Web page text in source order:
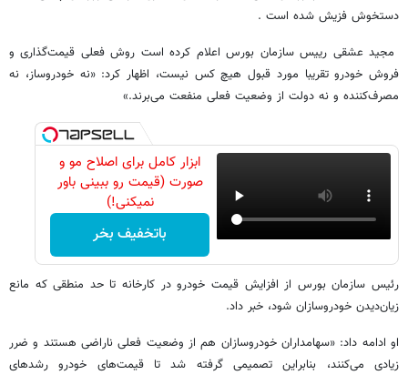
دستخوش فزیش شده است .
مجید عشقی رییس سازمان بورس اعلام کرده است روش فعلی قیمت‌گذاری و
فروش خودرو تقریبا مورد قبول هیچ کس نیست، اظهار کرد: «نه خودروساز، نه
مصرف‌کننده و نه دولت از وضعیت فعلی منفعت می‌برند.»
ابزار کامل برای اصلاح مو و
صورت (قیمت رو ببینی باور
نمیکنی!)
باتخفیف بخر
رئیس سازمان بورس از افزایش قیمت خودرو در کارخانه تا حد منطقی که مانع
زیان‌دیدن خودروسازان شود، خبر داد.
او ادامه داد: «سهامداران خودروسازان هم از وضعیت فعلی ناراضی هستند و ضرر
زیادی می‌کنند، بنابراین تصمیمی گرفته شد تا قیمت‌های خودرو رشدهای